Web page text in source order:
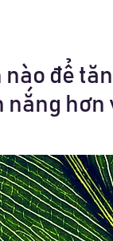
nào để
nắng